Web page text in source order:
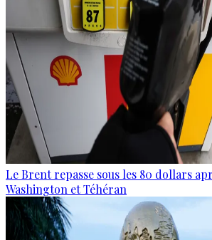
Le Brent repasse sous les 80 dollars
Washington et Téhéran